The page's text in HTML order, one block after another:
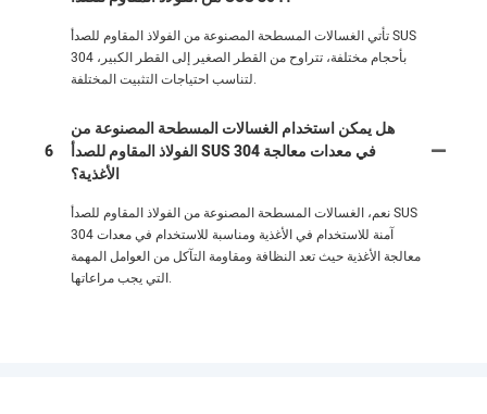
تأتي الغسالات المسطحة المصنوعة من الفولاذ المقاوم للصدأ SUS
304 بأحجام مختلفة، تتراوح من القطر الصغير إلى القطر الكبير،
لتناسب احتياجات التثبيت المختلفة.
6
هل يمكن استخدام الغسالات المسطحة المصنوعة من
الفولاذ المقاوم للصدأ SUS 304 في معدات معالجة
الأغذية؟
نعم، الغسالات المسطحة المصنوعة من الفولاذ المقاوم للصدأ SUS
304 آمنة للاستخدام في الأغذية ومناسبة للاستخدام في معدات
معالجة الأغذية حيث تعد النظافة ومقاومة التآكل من العوامل المهمة
التي يجب مراعاتها.